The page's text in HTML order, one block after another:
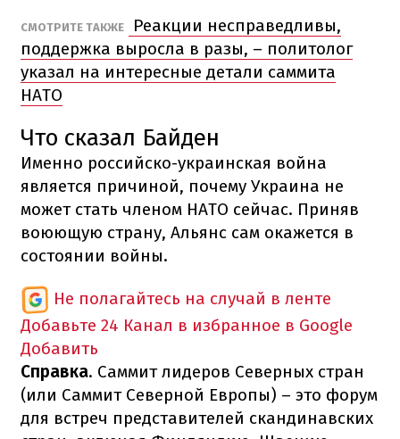
СМОТРИТЕ ТАКЖЕ
Реакции несправедливы,
поддержка выросла в разы, – политолог
указал на интересные детали саммита
НАТО
Что сказал Байден
Именно российско-украинская война
является причиной, почему Украина не
может стать членом НАТО сейчас. Приняв
воюющую страну, Альянс сам окажется в
состоянии войны.
Не полагайтесь на случай в ленте
Добавьте 24 Канал в избранное в Google
Добавить
Справка. Саммит лидеров Северных стран
(или Саммит Северной Европы) – это форум
для встреч представителей скандинавских